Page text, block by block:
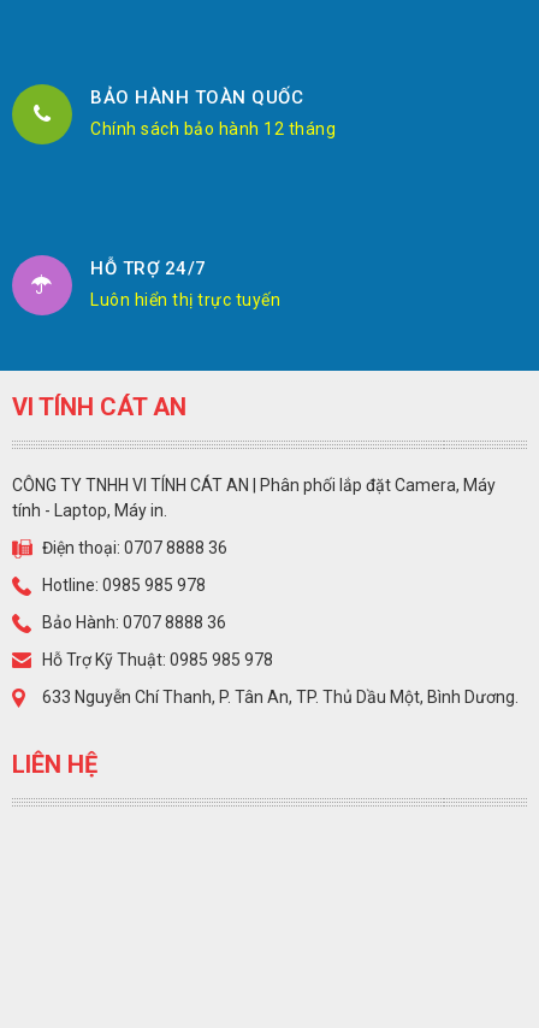
BẢO HÀNH TOÀN QUỐC
Chính sách bảo hành 12 tháng
HỖ TRỢ 24/7
Luôn hiển thị trực tuyến
VI TÍNH CÁT AN
CÔNG TY TNHH VI TÍNH CÁT AN | Phân phối lắp đặt Camera, Máy
tính - Laptop, Máy in.
Điện thoại: 0707 8888 36
Hotline: 0985 985 978
Bảo Hành: 0707 8888 36
Hỗ Trợ Kỹ Thuật: 0985 985 978
633 Nguyễn Chí Thanh, P. Tân An, TP. Thủ Dầu Một, Bình Dương.
LIÊN HỆ